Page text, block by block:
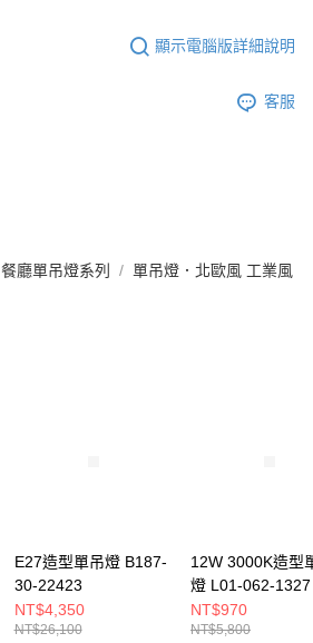
顯示電腦版詳細說明
客服
廳單吊燈系列
單吊燈．北歐風 工業風
E27造型單吊燈 B187-
30-22423
NT$4,350
NT$26,100
12W 3000K造型
燈 L01-062-1327
NT$970
NT$5,800